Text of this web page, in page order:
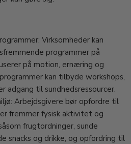
Virksomheder kan
programmer på
på motion, ernæring og
kan tilbyde workshops,
adgang til sundhedsressourcer.
Arbejdsgivere bør opfordre til
fremmer fysisk aktivitet og
frugtordninger, sunde
snacks og drikke, og opfordring til